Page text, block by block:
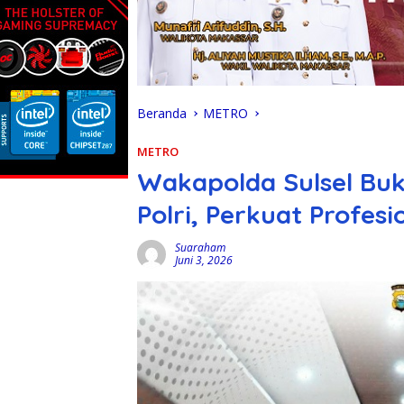
Beranda METRO
METRO
Wakapolda Sulsel
Polri, Perkuat
Suaraham
Juni 3, 2026